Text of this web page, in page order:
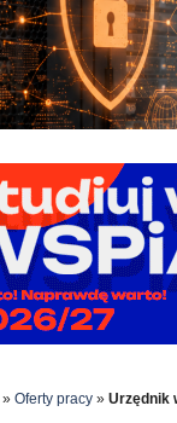
» Oferty pracy » Urzędnik